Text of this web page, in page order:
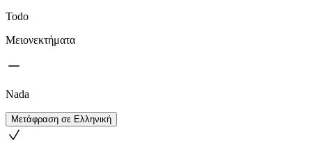
Todo
Μειονεκτήματα
Nada
Μετάφραση σε Ελληνική